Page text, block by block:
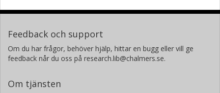
Feedback och support
Om du har frågor, behöver hjälp, hittar en bugg eller vill ge
feedback når du oss på research.lib@chalmers.se.
Om tjänsten